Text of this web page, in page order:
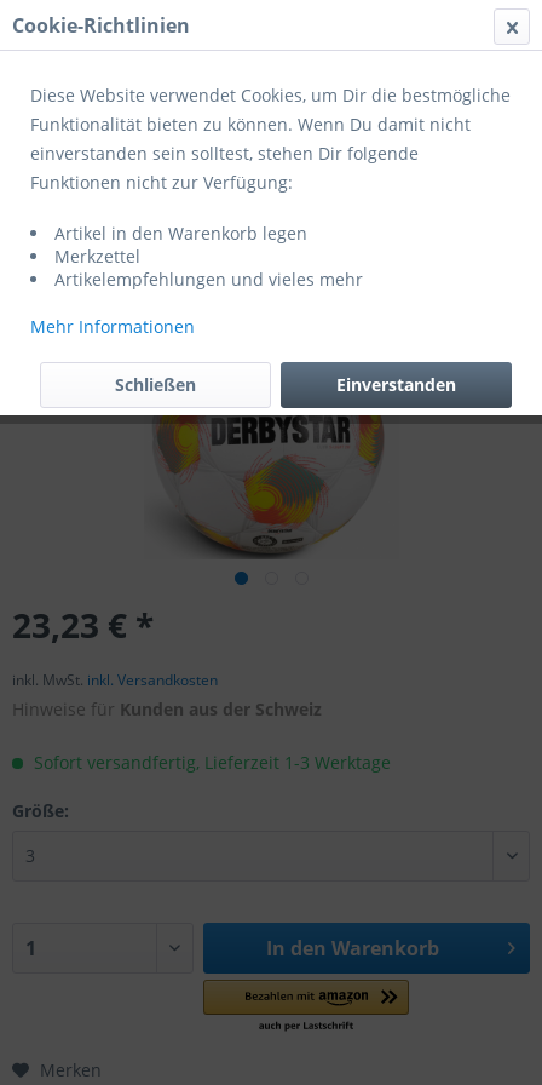
Menü
Übersicht Trainingsbälle
weiss/gelb/grün
23,23 € *
inkl. MwSt. inkl. Versandkosten
Hinweise für Kunden aus der Schweiz
Sofort versandfertig, Lieferzeit 1-3 Werktage
Größe:
In den Warenkorb
Merken
Cookie-Richtlinien
Diese Website verwendet Cookies, um Dir die bestmögliche
Funktionalität bieten zu können. Wenn Du damit nicht
einverstanden sein solltest, stehen Dir folgende
Funktionen nicht zur Verfügung:
Artikel in den Warenkorb legen
Merkzettel
Artikelempfehlungen und vieles mehr
Mehr Informationen
Einverstanden
Schließen